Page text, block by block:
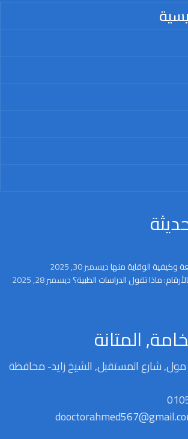
وكيفية الوقاية منهاديسمبر 30, 2025
ماذا تقول الدراسات الطبية؟ديسمبر 28, 2025
المتانة
مول, شارع المستقبل, الشيخ زايد- محافظة